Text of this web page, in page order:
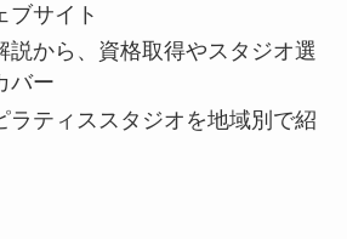
ブサイト
説から、資格取得やスタジオ選
バー
ラティススタジオを地域別で紹